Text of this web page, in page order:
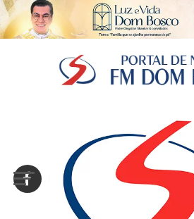
Sair da versão